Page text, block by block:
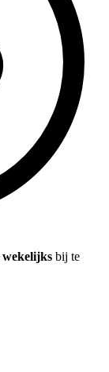
wekelijks bij te